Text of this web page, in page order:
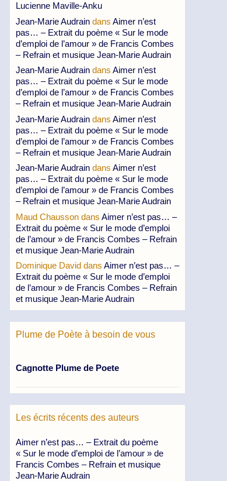
Lucienne Maville-Anku
Jean-Marie Audrain dans Aimer n’est
pas… – Extrait du poème « Sur le mode
d’emploi de l’amour » de Francis Combes
– Refrain et musique Jean-Marie Audrain
Jean-Marie Audrain dans Aimer n’est
pas… – Extrait du poème « Sur le mode
d’emploi de l’amour » de Francis Combes
– Refrain et musique Jean-Marie Audrain
Jean-Marie Audrain dans Aimer n’est
pas… – Extrait du poème « Sur le mode
d’emploi de l’amour » de Francis Combes
– Refrain et musique Jean-Marie Audrain
Jean-Marie Audrain dans Aimer n’est
pas… – Extrait du poème « Sur le mode
d’emploi de l’amour » de Francis Combes
– Refrain et musique Jean-Marie Audrain
Maud Chausson dans Aimer n’est pas… –
Extrait du poème « Sur le mode d’emploi
de l’amour » de Francis Combes – Refrain
et musique Jean-Marie Audrain
Dominique David dans Aimer n’est pas… –
Extrait du poème « Sur le mode d’emploi
de l’amour » de Francis Combes – Refrain
et musique Jean-Marie Audrain
Plume de Poète à besoin de vous
Cagnotte Plume de Poete
Les écrits récents des auteurs
Aimer n’est pas… – Extrait du poème
« Sur le mode d’emploi de l’amour » de
Francis Combes – Refrain et musique
Jean-Marie Audrain